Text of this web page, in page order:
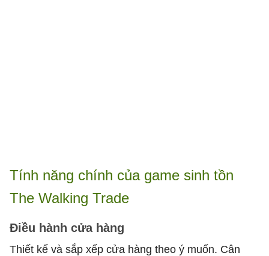
Tính năng chính của game sinh tồn
The Walking Trade
Điều hành cửa hàng
Thiết kế và sắp xếp cửa hàng theo ý muốn. Cân